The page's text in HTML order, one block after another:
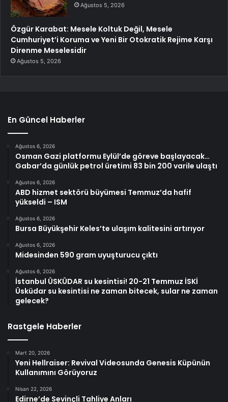
Ağustos 5, 2026
Özgür Karabat: Mesele Koltuk Değil, Mesele
Cumhuriyet’i Koruma ve Yeni Bir Otokratik Rejime Karşı
Direnme Meselesidir
Ağustos 5, 2026
En Güncel Haberler
Ağustos 6, 2026
Osman Gazi platformu Eylül’de göreve başlayacak…
Gabar’da günlük petrol üretimi 83 bin 200 varile ulaştı
Ağustos 6, 2026
ABD hizmet sektörü büyümesi Temmuz’da hafif
yükseldi – ISM
Ağustos 6, 2026
Bursa Büyükşehir Keles’te ulaşım kalitesini artırıyor
Ağustos 6, 2026
Midesinden 590 gram uyuşturucu çıktı
Ağustos 6, 2026
İstanbul ÜSKÜDAR su kesintisi! 20-21 Temmuz İSKİ
Üsküdar su kesintisi ne zaman bitecek, sular ne zaman
gelecek?
Rastgele Haberler
Mart 20, 2026
Yeni Hellraiser: Revival Videosunda Genesis Küpünün
Kullanımını Görüyoruz
Nisan 22, 2026
Edirne’de Sevinçli Tahliye Anları